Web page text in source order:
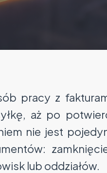
pracy z
aż po
nie jest
lub oddziałów.